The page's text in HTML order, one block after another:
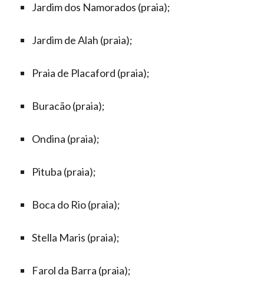
Jardim dos Namorados (praia);
Jardim de Alah (praia);
Praia de Placaford (praia);
Buracão (praia);
Ondina (praia);
Pituba (praia);
Boca do Rio (praia);
Stella Maris (praia);
Farol da Barra (praia);